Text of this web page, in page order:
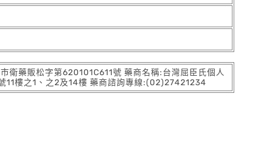
藥販松字第620101C611號 藥商名稱:台灣屈臣氏個人
11樓之1、之2及14樓 藥商諮詢專線:(02)27421234